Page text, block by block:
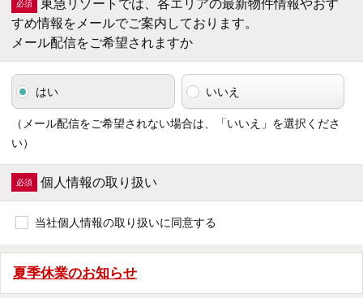
東急リゾートでは、各エリアの最新物件情報やおす
すめ情報をメールでご案内しております。
メール配信をご希望されますか
はい いいえ
（メール配信をご希望されない場合は、「いいえ」を選択くださ
い）
個人情報の取り扱い
当社個人情報の取り扱いに同意する
夏季休業のお知らせ